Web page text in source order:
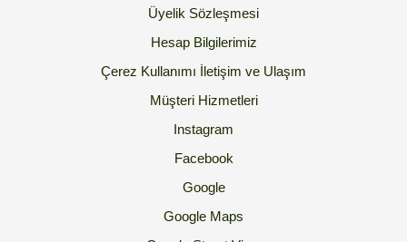
Üyelik Sözleşmesi
Hesap Bilgilerimiz
Çerez Kullanımı İletişim ve Ulaşım
Müşteri Hizmetleri
Instagram
Facebook
Google
Google Maps